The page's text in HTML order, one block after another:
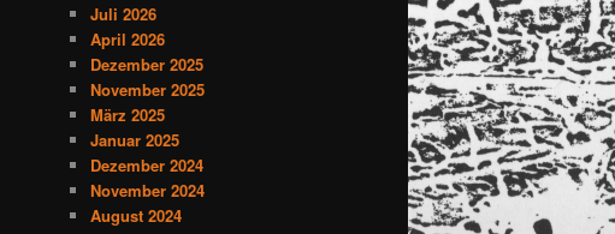
Juli 2026
April 2026
Dezember 2025
November 2025
März 2025
Januar 2025
Dezember 2024
November 2024
August 2024